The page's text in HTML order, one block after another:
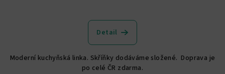
Detail
Moderní kuchyňská linka. Skříňky dodáváme složené. Doprava je
po celé ČR zdarma.